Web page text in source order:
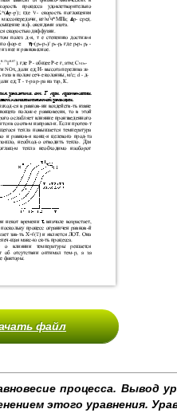
файл
процесса. Вывод
этого уравнения.